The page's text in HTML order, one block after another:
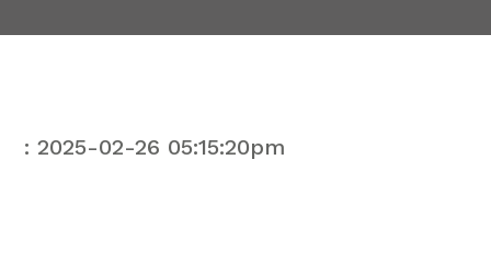
: 2025-02-26 05:15:20pm